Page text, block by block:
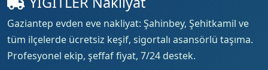
Gaziantep evden eve nakliyat: Şahinbey, Şehitkamil ve
tüm ilçelerde ücretsiz keşif, sigortalı asansörlü taşıma.
Profesyonel ekip, şeffaf fiyat, 7/24 destek.